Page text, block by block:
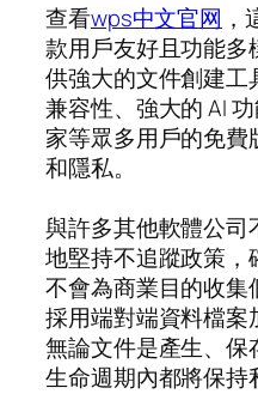
查看wps中文官网
款用戶友好且功能
供強大的文件創建工
兼容性、強大的 AI
家等眾多用戶的免
和隱私。
與許多其他軟體公司
地堅持不追蹤政策，
不會為商業目的收集
採用端對端資料檔案
無論文件是產生、
生命週期內都將保持